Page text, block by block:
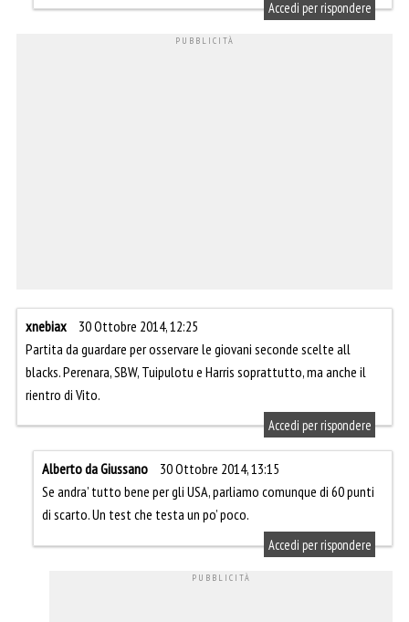
Accedi per rispondere
xnebiax
30 Ottobre 2014, 12:25
Partita da guardare per osservare le giovani seconde scelte all
blacks. Perenara, SBW, Tuipulotu e Harris soprattutto, ma anche il
rientro di Vito.
Accedi per rispondere
Alberto da Giussano
30 Ottobre 2014, 13:15
Se andra’ tutto bene per gli USA, parliamo comunque di 60 punti
di scarto. Un test che testa un po’ poco.
Accedi per rispondere